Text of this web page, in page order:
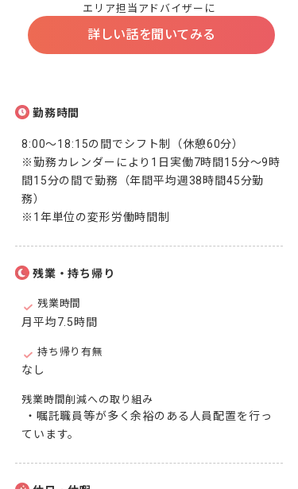
エリア担当アドバイザーに
詳しい話を聞いてみる
勤務時間
8:00～18:15の間でシフト制（休憩60分）
※勤務カレンダーにより1日実働7時間15分～9時
間15分の間で勤務（年間平均週38時間45分勤
務）
※1年単位の変形労働時間制
残業・持ち帰り
残業時間
月平均7.5時間
持ち帰り有無
なし
残業時間削減への取り組み
ています。